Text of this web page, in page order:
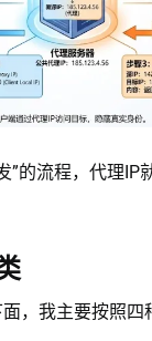
”的流程，代理IP
，我主要按照四